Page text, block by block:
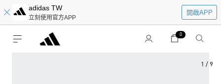
adidas TW
立刻使用官方APP
開啟APP
0
1 / 9